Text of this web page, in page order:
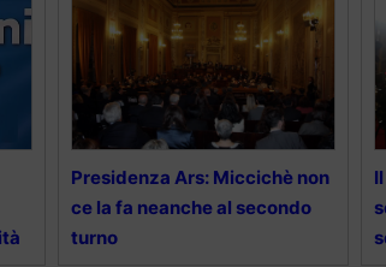
Presidenza Ars: Miccichè non
ce la fa neanche al secondo
turno